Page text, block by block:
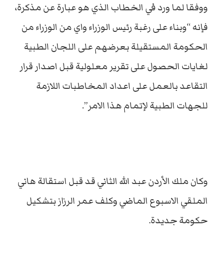
ووفقا لما ورد في الخطاب الذي هو عبارة عن مذكرة،
فإنه “وبناء على رغبة رئيس الوزراء واي من الوزراء من
الحكومة المستقيلة بعرضهم على اللجان الطبية
لغايات الحصول على تقرير معلولية قبل اصدار قرار
التقاعد بالعمل على اعداد المخاطبات اللازمة
للجهات الطبية لإتمام هذا الامر”.
وكان ملك الأردن عبد الله الثاني قد قبل استقالة هاني
الملقي الاسبوع الماضي وكلف عمر الرزاز بتشكيل
حكومة جديدة.